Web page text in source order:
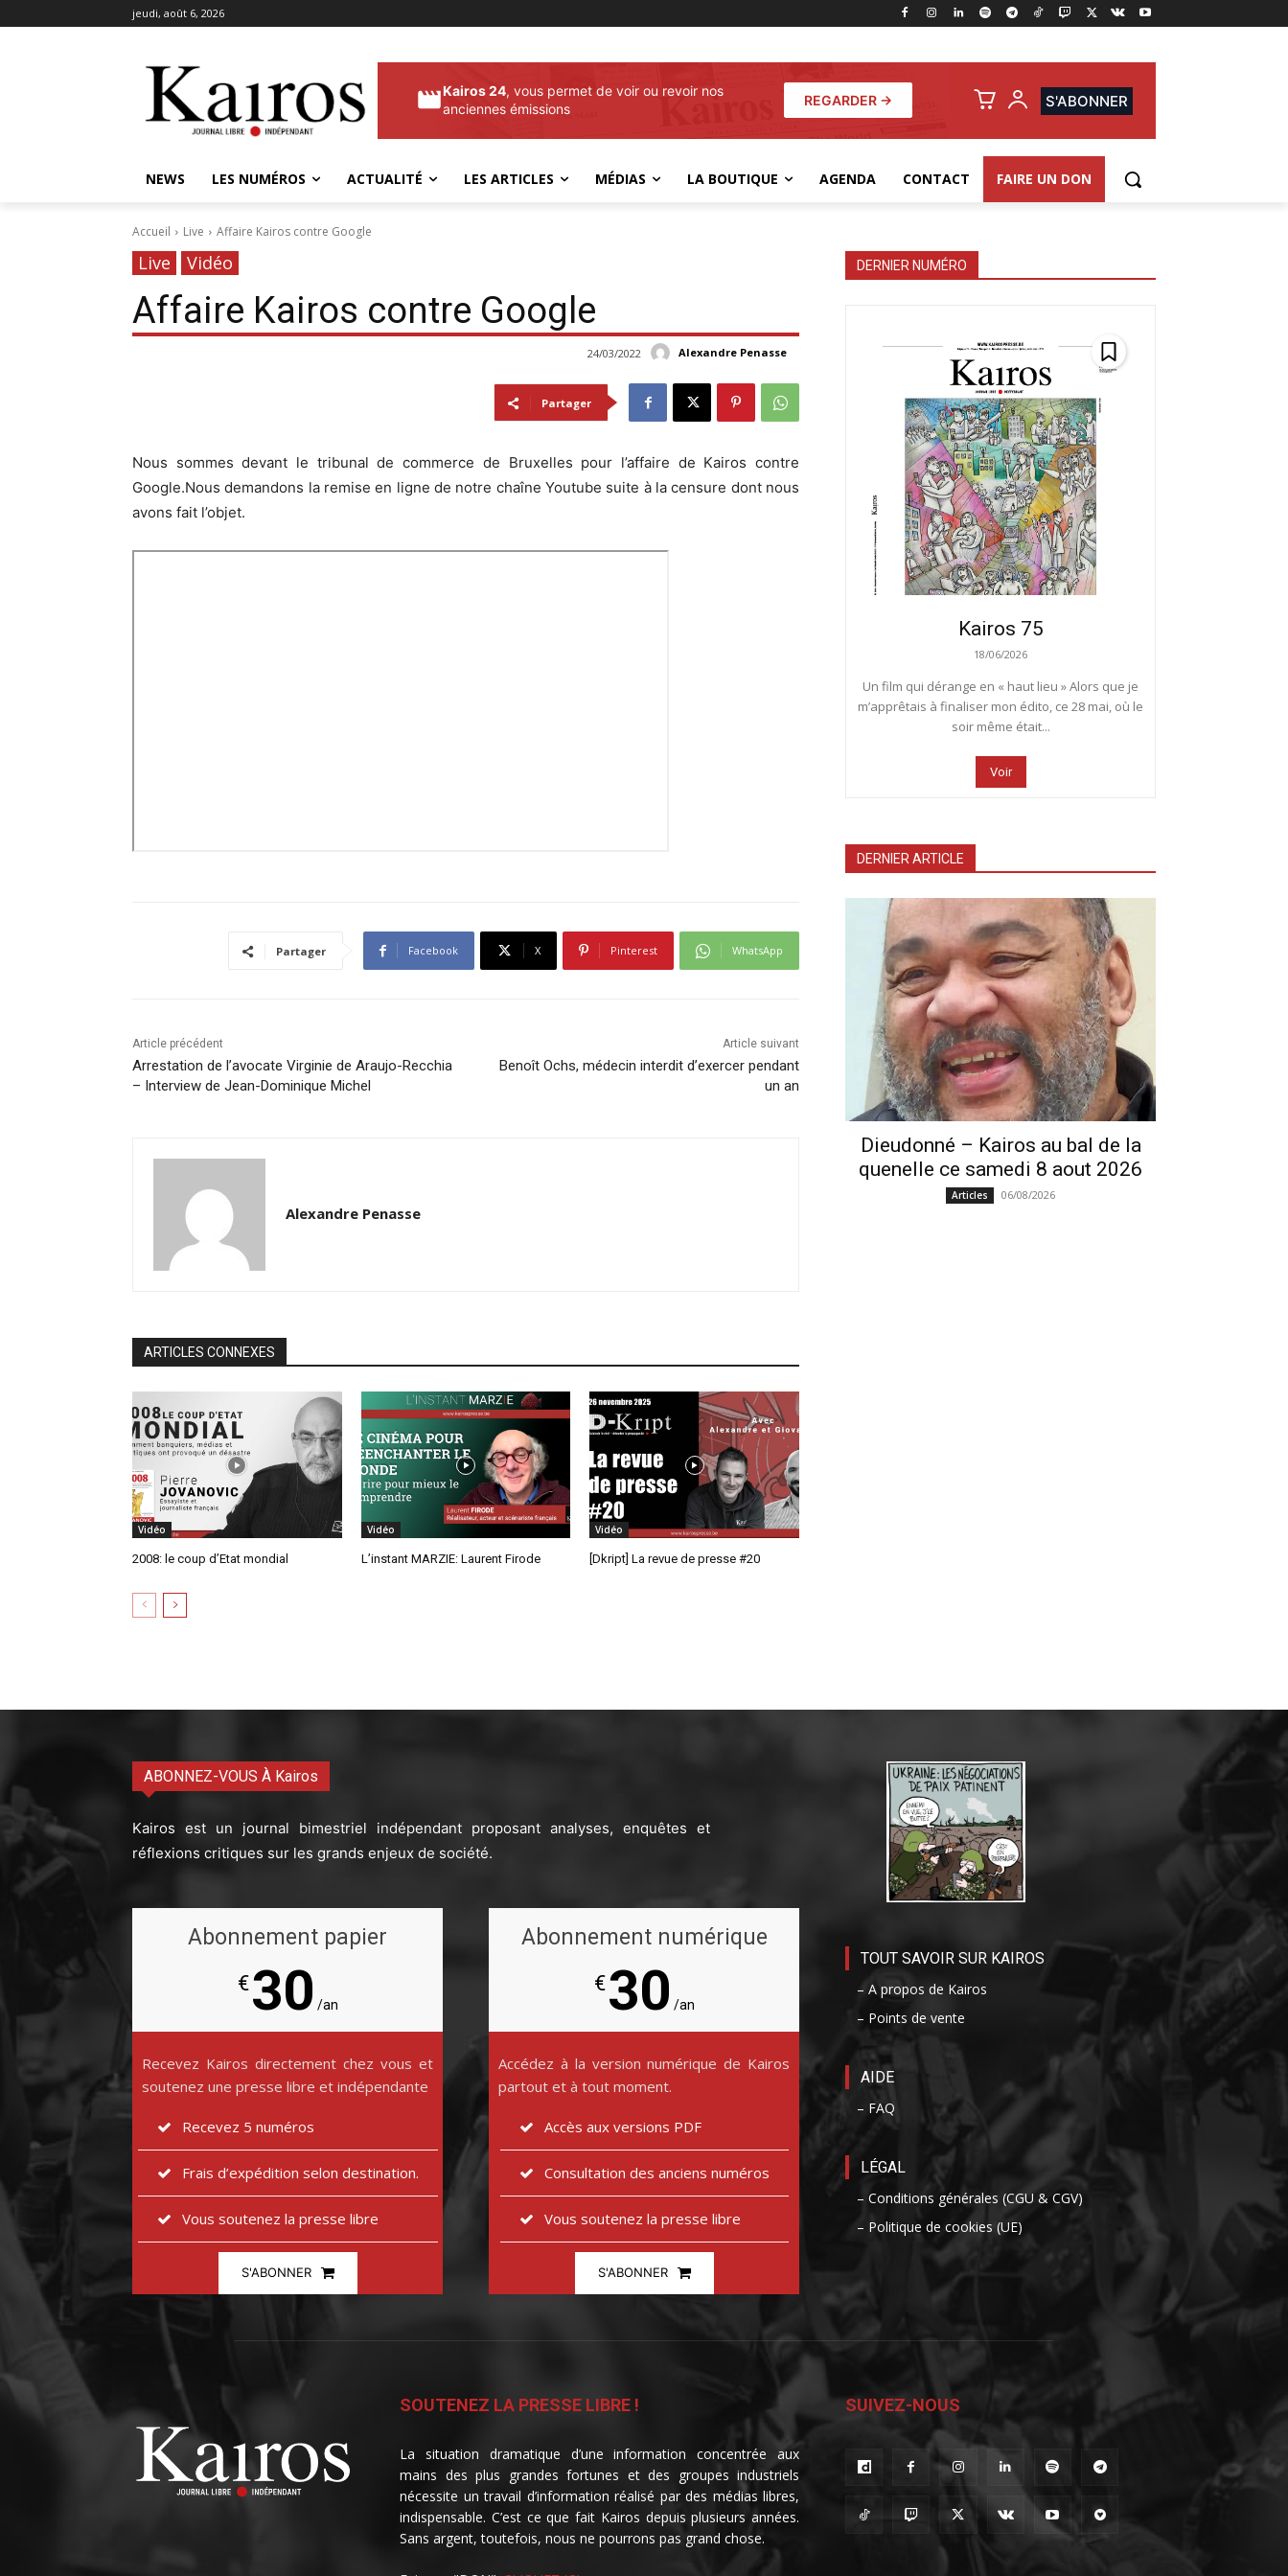
jeudi, août 6, 2026
Kairos 24, vous permet de voir ou revoir nos
anciennes émissions
REGARDER → S'ABONNER
NEWS LES NUMÉROS ACTUALITÉ LES ARTICLES MÉDIAS LA BOUTIQUE AGENDA CONTACT FAIRE UN DON
Accueil Live Affaire Kairos contre Google
Live Vidéo
Affaire Kairos contre Google
Alexandre Penasse
24/03/2022
Partager
Nous sommes devant le tribunal de commerce de Bruxelles pour l’affaire de Kairos contre
Google.Nous demandons la remise en ligne de notre chaîne Youtube suite à la censure dont nous
avons fait l’objet.
Partager Facebook X Pinterest WhatsApp
Article précédent
Arrestation de l’avocate Virginie de Araujo-Recchia
– Interview de Jean-Dominique Michel
Article suivant
Benoît Ochs, médecin interdit d’exercer pendant
un an
Alexandre Penasse
ARTICLES CONNEXES
Vidéo
2008: le coup d’Etat mondial
Vidéo
L’instant MARZIE: Laurent Firode
Vidéo
[Dkript] La revue de presse #20
DERNIER NUMÉRO
Kairos 75
18/06/2026
Un film qui dérange en « haut lieu » Alors que je
m’apprêtais à finaliser mon édito, ce 28 mai, où le
soir même était...
Voir
DERNIER ARTICLE
Dieudonné – Kairos au bal de la
quenelle ce samedi 8 aout 2026
Articles 06/08/2026
ABONNEZ-VOUS À Kairos
Kairos est un journal bimestriel indépendant proposant analyses, enquêtes et
réflexions critiques sur les grands enjeux de société.
Abonnement papier
€30 /an
Recevez Kairos directement chez vous et
soutenez une presse libre et indépendante
Recevez 5 numéros
Frais d’expédition selon destination.
Vous soutenez la presse libre
S'ABONNER
Abonnement numérique
€30 /an
Accédez à la version numérique de Kairos
partout et à tout moment.
Accès aux versions PDF
Consultation des anciens numéros
Vous soutenez la presse libre
S'ABONNER
TOUT SAVOIR SUR KAIROS
– A propos de Kairos
– Points de vente
AIDE
– FAQ
LÉGAL
– Conditions générales (CGU & CGV)
– Politique de cookies (UE)
SOUTENEZ LA PRESSE LIBRE !
La situation dramatique d’une information concentrée aux
mains des plus grandes fortunes et des groupes industriels
nécessite un travail d’information réalisé par des médias libres,
indispensable. C’est ce que fait Kairos depuis plusieurs années.
Sans argent, toutefois, nous ne pourrons pas grand chose.
SUIVEZ-NOUS